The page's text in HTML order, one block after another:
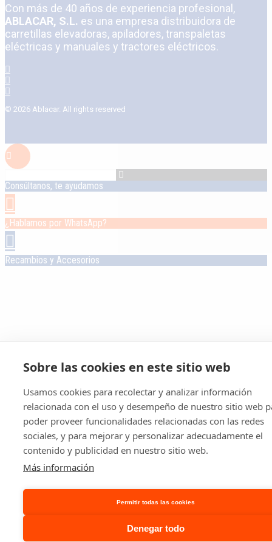
Con más de 40 años de experiencia profesional,
ABLACAR, S.L. es una empresa distribuidora de
carretillas elevadoras, apiladores, transpaletas
eléctricas y manuales y tractores eléctricos.
© 2026 Ablacar. All rights reserved
Consúltanos, te ayudamos
¿Hablamos por WhatsApp?
Recambios y Accesorios
Sobre las cookies en este sitio web
Usamos cookies para recolectar y analizar información
relacionada con el uso y desempeño de nuestro sitio web
poder proveer funcionalidades relacionadas con las redes
sociales, y para mejorar y personalizar adecuadamente el
contenido y publicidad en nuestro sitio web.
Más información
Permitir todas las cookies
Denegar todo